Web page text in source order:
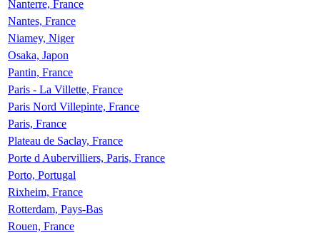
Nanterre, France
Nantes, France
Niamey, Niger
Osaka, Japon
Pantin, France
Paris - La Villette, France
Paris Nord Villepinte, France
Paris, France
Plateau de Saclay, France
Porte d Aubervilliers, Paris, France
Porto, Portugal
Rixheim, France
Rotterdam, Pays-Bas
Rouen, France